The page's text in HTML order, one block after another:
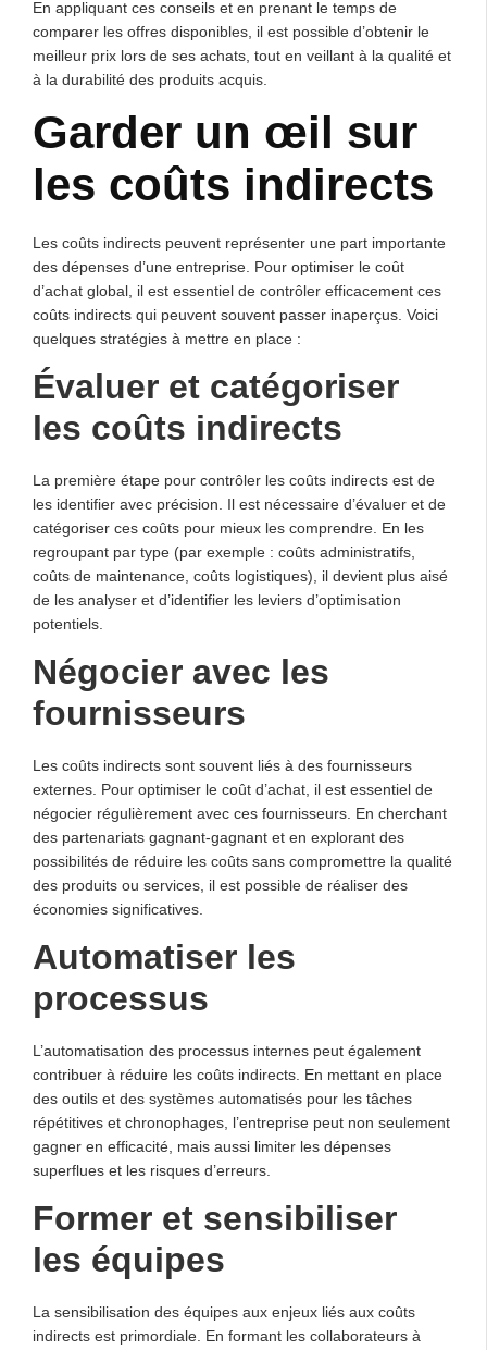
En appliquant ces conseils et en prenant le temps de
comparer les offres disponibles, il est possible d’obtenir le
meilleur prix lors de ses achats, tout en veillant à la qualité et
à la durabilité des produits acquis.
Garder un œil sur
les coûts indirects
Les coûts indirects peuvent représenter une part importante
des dépenses d’une entreprise. Pour optimiser le coût
d’achat global, il est essentiel de contrôler efficacement ces
coûts indirects qui peuvent souvent passer inaperçus. Voici
quelques stratégies à mettre en place :
Évaluer et catégoriser
les coûts indirects
La première étape pour contrôler les coûts indirects est de
les identifier avec précision. Il est nécessaire d’évaluer et de
catégoriser ces coûts pour mieux les comprendre. En les
regroupant par type (par exemple : coûts administratifs,
coûts de maintenance, coûts logistiques), il devient plus aisé
de les analyser et d’identifier les leviers d’optimisation
potentiels.
Négocier avec les
fournisseurs
Les coûts indirects sont souvent liés à des fournisseurs
externes. Pour optimiser le coût d’achat, il est essentiel de
négocier régulièrement avec ces fournisseurs. En cherchant
des partenariats gagnant-gagnant et en explorant des
possibilités de réduire les coûts sans compromettre la qualité
des produits ou services, il est possible de réaliser des
économies significatives.
Automatiser les
processus
L’automatisation des processus internes peut également
contribuer à réduire les coûts indirects. En mettant en place
des outils et des systèmes automatisés pour les tâches
répétitives et chronophages, l’entreprise peut non seulement
gagner en efficacité, mais aussi limiter les dépenses
superflues et les risques d’erreurs.
Former et sensibiliser
les équipes
La sensibilisation des équipes aux enjeux liés aux coûts
indirects est primordiale. En formant les collaborateurs à